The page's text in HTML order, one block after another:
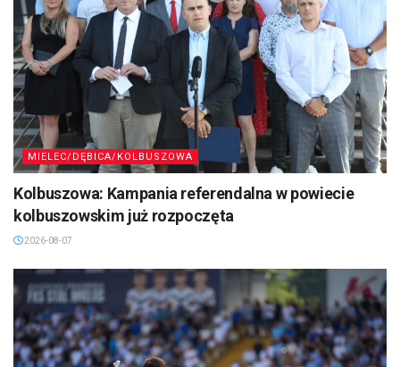
MIELEC/DĘBICA/KOLBUSZOWA
Kolbuszowa: Kampania referendalna w powiecie
kolbuszowskim już rozpoczęta
2026-08-07